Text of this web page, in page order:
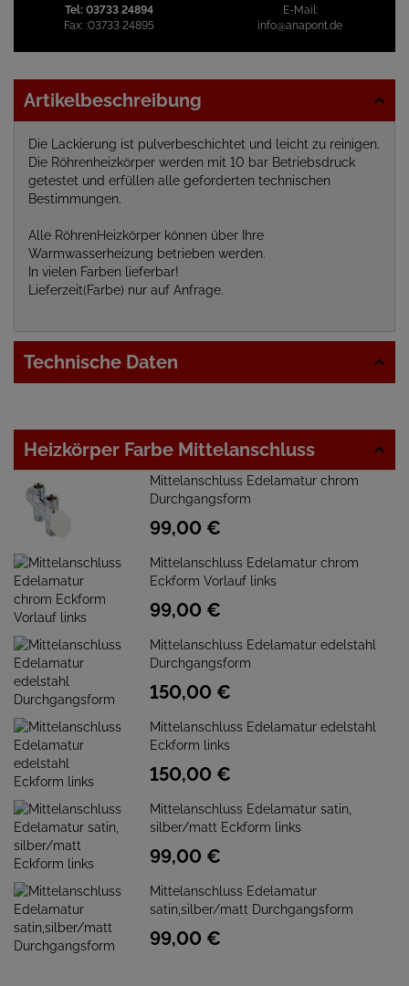
Tel: 03733 24894
Fax: :03733 24895
E-Mail:
info@anapont.de
Artikelbeschreibung
Die Lackierung ist pulverbeschichtet und leicht zu reinigen.
Die Röhrenheizkörper werden mit 10 bar Betriebsdruck
getestet und erfüllen alle geforderten technischen
Bestimmungen.
Alle RöhrenHeizkörper können über Ihre
Warmwasserheizung betrieben werden.
In vielen Farben lieferbar!
Lieferzeit(Farbe) nur auf Anfrage.
Technische Daten
Heizkörper Farbe Mittelanschluss
Mittelanschluss Edelamatur chrom
Durchgangsform
99,00 €
Mittelanschluss Edelamatur chrom
Eckform Vorlauf links
99,00 €
Mittelanschluss Edelamatur edelstahl
Durchgangsform
150,00 €
Mittelanschluss Edelamatur edelstahl
Eckform links
150,00 €
Mittelanschluss Edelamatur satin,
silber/matt Eckform links
99,00 €
Mittelanschluss Edelamatur
satin,silber/matt Durchgangsform
99,00 €